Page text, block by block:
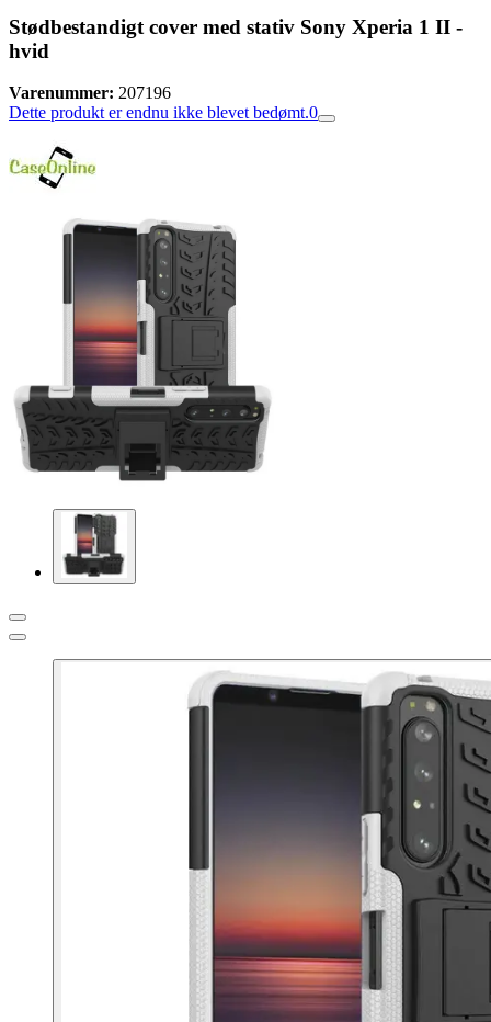
Stødbestandigt cover med stativ Sony Xperia 1 II -
hvid
Varenummer: 207196
Dette produkt er endnu ikke blevet bedømt.0